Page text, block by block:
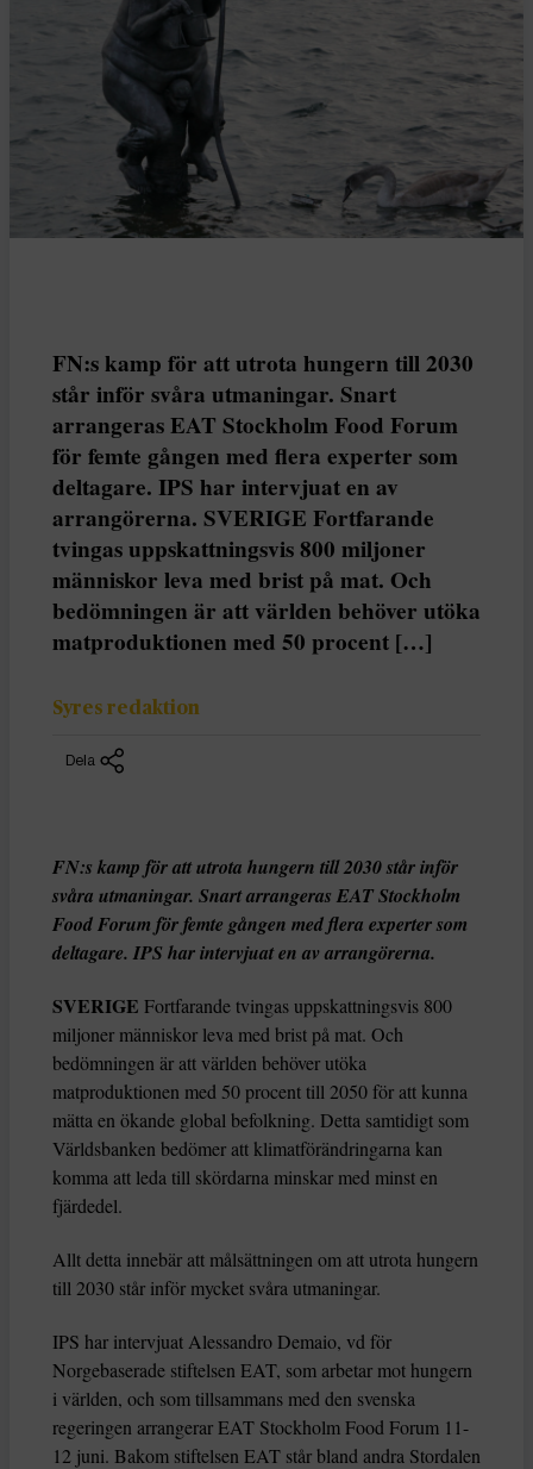
FN:s kamp för att utrota hungern till 2030
står inför svåra utmaningar. Snart
arrangeras EAT Stockholm Food Forum
för femte gången med flera experter som
deltagare. IPS har intervjuat en av
arrangörerna. SVERIGE Fortfarande
tvingas uppskattningsvis 800 miljoner
människor leva med brist på mat. Och
bedömningen är att världen behöver utöka
matproduktionen med 50 procent […]
Syres redaktion
Dela
FN:s kamp för att utrota hungern till 2030 står inför
svåra utmaningar. Snart arrangeras EAT Stockholm
Food Forum för femte gången med flera experter som
deltagare. IPS har intervjuat en av arrangörerna.
SVERIGE Fortfarande tvingas uppskattningsvis 800
miljoner människor leva med brist på mat. Och
bedömningen är att världen behöver utöka
matproduktionen med 50 procent till 2050 för att kunna
mätta en ökande global befolkning. Detta samtidigt som
Världsbanken bedömer att klimatförändringarna kan
komma att leda till skördarna minskar med minst en
fjärdedel.
Allt detta innebär att målsättningen om att utrota hungern
till 2030 står inför mycket svåra utmaningar.
IPS har intervjuat Alessandro Demaio, vd för
Norgebaserade stiftelsen EAT, som arbetar mot hungern
i världen, och som tillsammans med den svenska
regeringen arrangerar EAT Stockholm Food Forum 11-
12 juni. Bakom stiftelsen EAT står bland andra Stordalen